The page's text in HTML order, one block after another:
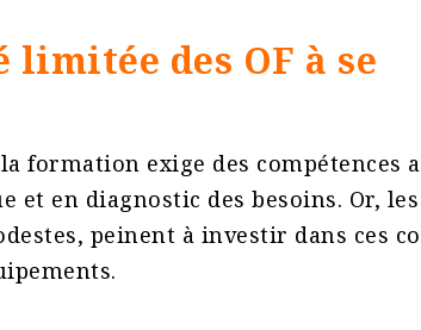
limitée des OF à se
formation exige des compétences
et en diagnostic des besoins. Or, les
peinent à investir dans ces